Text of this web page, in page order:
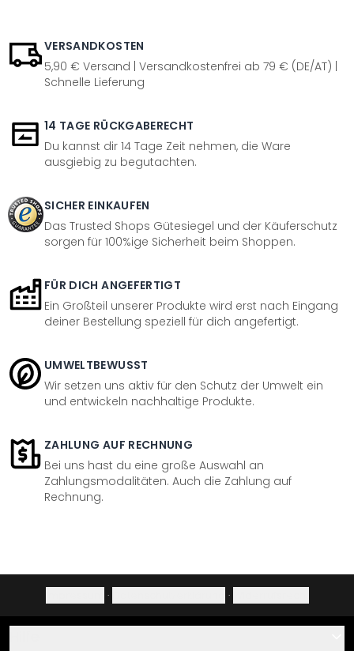
VERSANDKOSTEN
5,90 € Versand | Versandkostenfrei ab 79 € (DE/AT) |
Schnelle Lieferung
14 TAGE RÜCKGABERECHT
Du kannst dir 14 Tage Zeit nehmen, die Ware
ausgiebig zu begutachten.
SICHER EINKAUFEN
Das Trusted Shops Gütesiegel und der Käuferschutz
sorgen für 100%ige Sicherheit beim Shoppen.
FÜR DICH ANGEFERTIGT
Ein Großteil unserer Produkte wird erst nach Eingang
deiner Bestellung speziell für dich angefertigt.
UMWELTBEWUSST
Wir setzen uns aktiv für den Schutz der Umwelt ein
und entwickeln nachhaltige Produkte.
ZAHLUNG AUF RECHNUNG
Bei uns hast du eine große Auswahl an
Zahlungsmodalitäten. Auch die Zahlung auf
Rechnung.
· ·